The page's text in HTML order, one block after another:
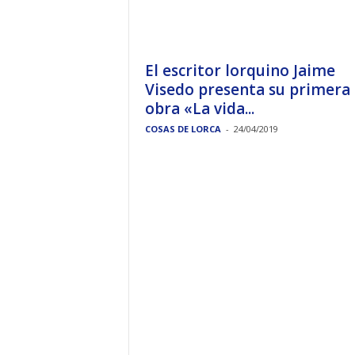
El escritor lorquino Jaime
Visedo presenta su primera
obra «La vida...
COSAS DE LORCA - 24/04/2019